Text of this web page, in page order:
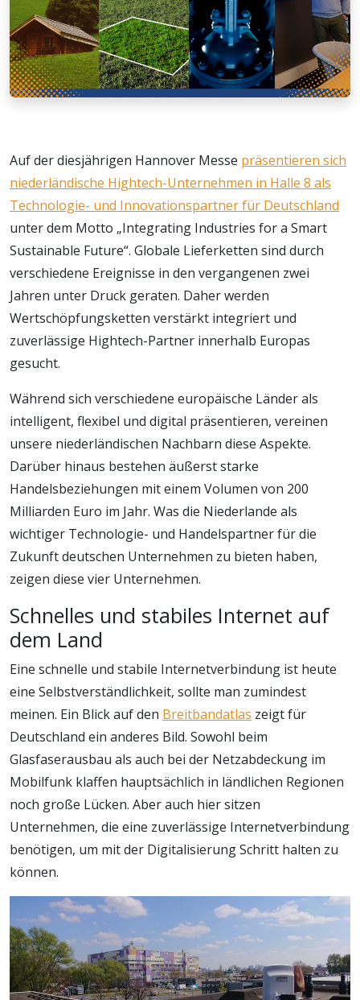
Auf der diesjährigen Hannover Messe präsentieren sich
niederländische Hightech-Unternehmen in Halle 8 als
Technologie- und Innovationspartner für Deutschland
unter dem Motto „Integrating Industries for a Smart
Sustainable Future“. Globale Lieferketten sind durch
verschiedene Ereignisse in den vergangenen zwei
Jahren unter Druck geraten. Daher werden
Wertschöpfungsketten verstärkt integriert und
zuverlässige Hightech-Partner innerhalb Europas
gesucht.
Während sich verschiedene europäische Länder als
intelligent, flexibel und digital präsentieren, vereinen
unsere niederländischen Nachbarn diese Aspekte.
Darüber hinaus bestehen äußerst starke
Handelsbeziehungen mit einem Volumen von 200
Milliarden Euro im Jahr. Was die Niederlande als
wichtiger Technologie- und Handelspartner für die
Zukunft deutschen Unternehmen zu bieten haben,
zeigen diese vier Unternehmen.
Schnelles und stabiles Internet auf
dem Land
Eine schnelle und stabile Internetverbindung ist heute
eine Selbstverständlichkeit, sollte man zumindest
meinen. Ein Blick auf den Breitbandatlas zeigt für
Deutschland ein anderes Bild. Sowohl beim
Glasfaserausbau als auch bei der Netzabdeckung im
Mobilfunk klaffen hauptsächlich in ländlichen Regionen
noch große Lücken. Aber auch hier sitzen
Unternehmen, die eine zuverlässige Internetverbindung
benötigen, um mit der Digitalisierung Schritt halten zu
können.